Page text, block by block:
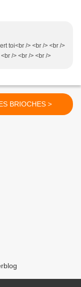
toi<br /> <br /> <br />
/> <br /> <br />
MES BRIOCHES >